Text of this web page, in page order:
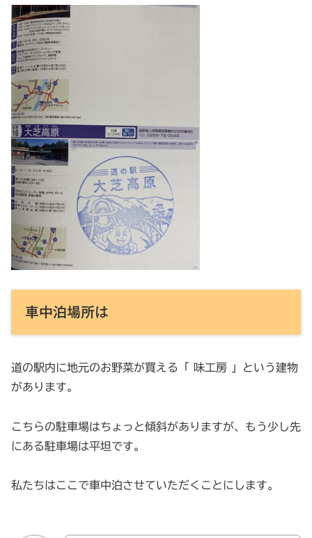
車中泊場所は
道の駅内に地元のお野菜が買える「 味工房 」という建物
があります。
こちらの駐車場はちょっと傾斜がありますが、もう少し先
にある駐車場は平坦です。
私たちはここで車中泊させていただくことにします。